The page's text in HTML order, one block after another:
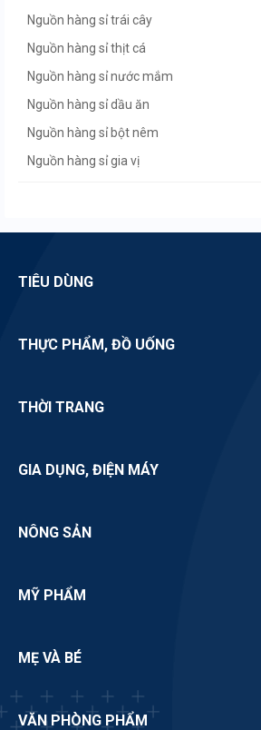
Nguồn hàng sỉ trái cây
Nguồn hàng sỉ thịt cá
Nguồn hàng sỉ nước mắm
Nguồn hàng sỉ dầu ăn
Nguồn hàng sỉ bột nêm
Nguồn hàng sỉ gia vị
TIÊU DÙNG
THỰC PHẨM, ĐỒ UỐNG
THỜI TRANG
GIA DỤNG, ĐIỆN MÁY
NÔNG SẢN
MỸ PHẨM
MẸ VÀ BÉ
VĂN PHÒNG PHẨM